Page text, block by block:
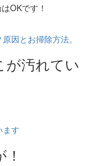
OKです！
が汚れてい